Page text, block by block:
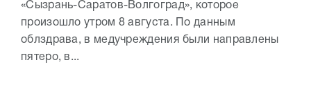
«Сызрань-Саратов-Волгоград», которое
произошло утром 8 августа. По данным
облздрава, в медучреждения были направлены
пятеро, в...